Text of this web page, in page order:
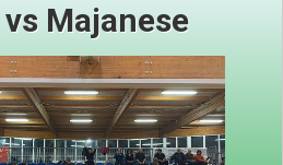
vs Majanese